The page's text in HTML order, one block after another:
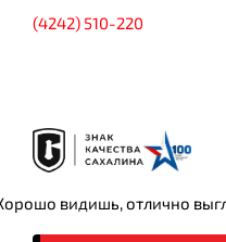
видишь, отлично
(4242) 510-220